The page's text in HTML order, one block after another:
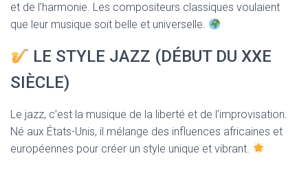
et de l’harmonie. Les compositeurs classiques voulaient
que leur musique soit belle et universelle.
LE STYLE JAZZ (DÉBUT DU XXE
SIÈCLE)
Le jazz, c’est la musique de la liberté et de l’improvisation.
Né aux États-Unis, il mélange des influences africaines et
européennes pour créer un style unique et vibrant.